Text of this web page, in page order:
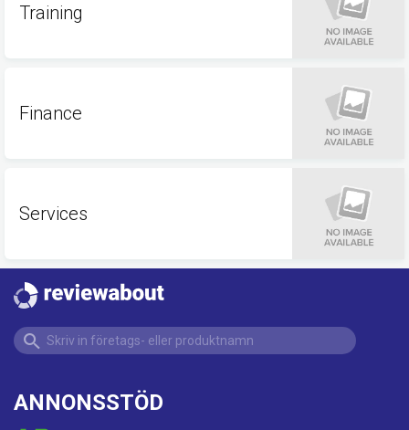
Training
Finance
Services
ANNONSSTÖD